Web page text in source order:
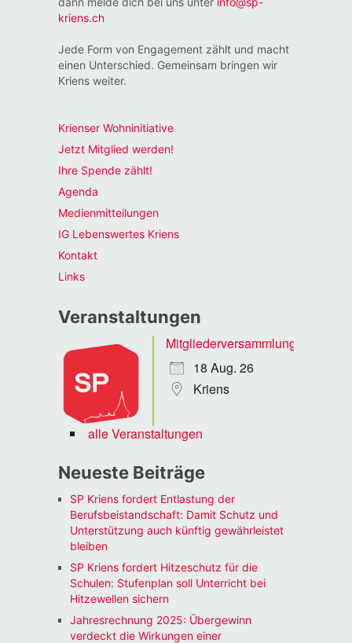
kriens.ch
Jede Form von Engagement zählt und macht
einen Unterschied. Gemeinsam bringen wir
Kriens weiter.
Krienser Wohninitiative
Jetzt Mitglied werden!
Ihre Spende zählt!
Agenda
Medienmitteilungen
IG Lebenswertes Kriens
Kontakt
Links
Veranstaltungen
Mitgliederversammlung
18 Aug. 26
Kriens
alle Veranstaltungen
Neueste Beiträge
SP Kriens fordert Entlastung der
Berufsbeistandschaft: Damit Schutz und
Unterstützung auch künftig gewährleistet
bleiben
SP Kriens fordert Hitzeschutz für die
Schulen: Stufenplan soll Unterricht bei
Hitzewellen sichern
Jahresrechnung 2025: Übergewinn
verdeckt die Wirkungen einer